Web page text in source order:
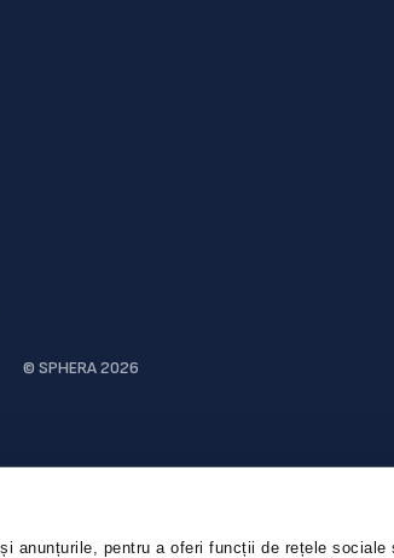
anunțurile, pentru a oferi funcții de rețele sociale
© SPHERA 2026